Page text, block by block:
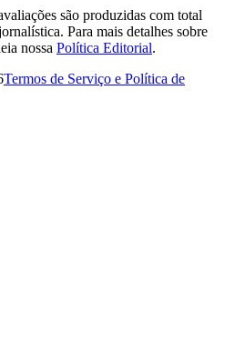
são produzidas com total
Para mais detalhes sobre
nossa Política Editorial.
Termos de Serviço e Política de